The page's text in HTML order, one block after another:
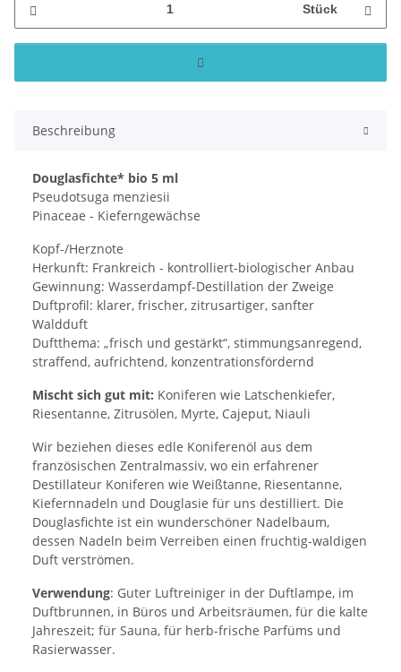
Stück
Beschreibung
Douglasfichte* bio 5 ml
Pseudotsuga menziesii
Pinaceae - Kieferngewächse
Kopf-/Herznote
Herkunft: Frankreich - kontrolliert-biologischer Anbau
Gewinnung: Wasserdampf-Destillation der Zweige
Duftprofil: klarer, frischer, zitrusartiger, sanfter
Waldduft
Duftthema: „frisch und gestärkt“, stimmungsanregend,
straffend, aufrichtend, konzentrationsfördernd
Mischt sich gut mit: Koniferen wie Latschenkiefer,
Riesentanne, Zitrusölen, Myrte, Cajeput, Niauli
Wir beziehen dieses edle Koniferenöl aus dem
französischen Zentralmassiv, wo ein erfahrener
Destillateur Koniferen wie Weißtanne, Riesentanne,
Kiefernnadeln und Douglasie für uns destilliert. Die
Douglasfichte ist ein wunderschöner Nadelbaum,
dessen Nadeln beim Verreiben einen fruchtig-waldigen
Duft verströmen.
Verwendung: Guter Luftreiniger in der Duftlampe, im
Duftbrunnen, in Büros und Arbeitsräumen, für die kalte
Jahreszeit; für Sauna, für herb-frische Parfüms und
Rasierwasser.